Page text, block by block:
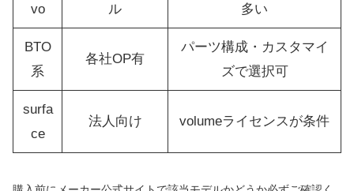
vo
ル
多い
BTO
系
各社OP有
パーツ構成・カスタマイ
ズで選択可
surfa
ce
法人向け volumeライセンスが条件